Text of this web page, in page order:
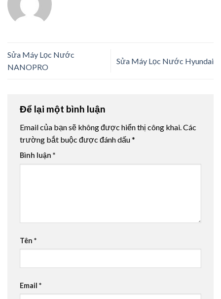
Sửa Máy Lọc Nước
NANOPRO
Sửa Máy Lọc Nước Hyundai
Để lại một bình luận
Email của bạn sẽ không được hiển thị công khai.Các
trường bắt buộc được đánh dấu*
Bình luận *
Tên *
Email *